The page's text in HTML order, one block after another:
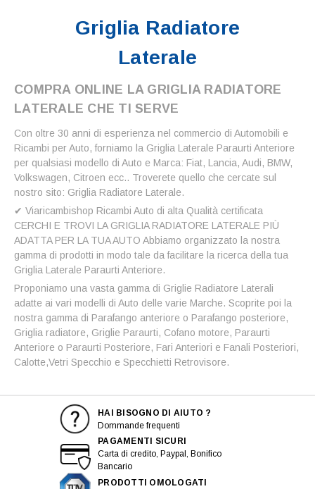
Griglia Radiatore
Laterale
COMPRA ONLINE LA GRIGLIA RADIATORE
LATERALE CHE TI SERVE
Con oltre 30 anni di esperienza nel commercio di Automobili e
Ricambi per Auto, forniamo la Griglia Laterale Paraurti Anteriore
per qualsiasi modello di Auto e Marca: Fiat, Lancia, Audi, BMW,
Volkswagen, Citroen ecc.. Troverete quello che cercate sul
nostro sito: Griglia Radiatore Laterale.
✔ Viaricambishop Ricambi Auto di alta Qualità certificata
CERCHI E TROVI LA GRIGLIA RADIATORE LATERALE PIÙ
ADATTA PER LA TUA AUTO Abbiamo organizzato la nostra
gamma di prodotti in modo tale da facilitare la ricerca della tua
Griglia Laterale Paraurti Anteriore.
Proponiamo una vasta gamma di Griglie Radiatore Laterali
adatte ai vari modelli di Auto delle varie Marche. Scoprite poi la
nostra gamma di Parafango anteriore o Parafango posteriore,
Griglia radiatore, Griglie Paraurti, Cofano motore, Paraurti
Anteriore o Paraurti Posteriore, Fari Anteriori e Fanali Posteriori,
Calotte,Vetri Specchio e Specchietti Retrovisore.
HAI BISOGNO DI AIUTO ?
Dommande frequenti
PAGAMENTI SICURI
Carta di credito, Paypal, Bonifico
Bancario
PRODOTTI OMOLOGATI